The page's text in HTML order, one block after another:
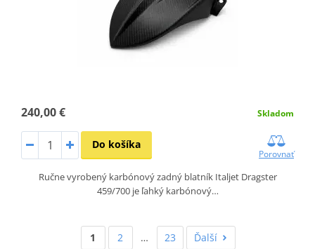
240,00 € Skladom
Do košíka
Porovnať
Ručne vyrobený karbónový zadný blatník Italjet Dragster
459/700 je ľahký karbónový…
1 2 … 23 Ďalší